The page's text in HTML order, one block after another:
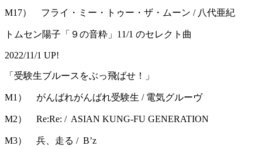
M17） フライ・ミー・トゥー・ザ・ムーン / 八代亜紀
トムセン陽子「９の音粋」11/1 のセレクト曲
2022/11/1 UP!
「受験生ブルースをぶっ飛ばせ！」
M1） がんばれがんばれ受験生 / 電気グルーヴ
M2） Re:Re: / ASIAN KUNG-FU GENERATION
M3） 兵、走る / B’z